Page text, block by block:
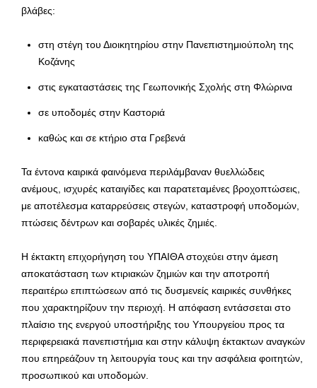
βλάβες:
στη στέγη του Διοικητηρίου στην Πανεπιστημιούπολη της
Κοζάνης
στις εγκαταστάσεις της Γεωπονικής Σχολής στη Φλώρινα
σε υποδομές στην Καστοριά
καθώς και σε κτήριο στα Γρεβενά
Τα έντονα καιρικά φαινόμενα περιλάμβαναν θυελλώδεις
ανέμους, ισχυρές καταιγίδες και παρατεταμένες βροχοπτώσεις,
με αποτέλεσμα καταρρεύσεις στεγών, καταστροφή υποδομών,
πτώσεις δέντρων και σοβαρές υλικές ζημιές.
Η έκτακτη επιχορήγηση του ΥΠΑΙΘΑ στοχεύει στην άμεση
αποκατάσταση των κτιριακών ζημιών και την αποτροπή
περαιτέρω επιπτώσεων από τις δυσμενείς καιρικές συνθήκες
που χαρακτηρίζουν την περιοχή. Η απόφαση εντάσσεται στο
πλαίσιο της ενεργού υποστήριξης του Υπουργείου προς τα
περιφερειακά πανεπιστήμια και στην κάλυψη έκτακτων αναγκών
που επηρεάζουν τη λειτουργία τους και την ασφάλεια φοιτητών,
προσωπικού και υποδομών.